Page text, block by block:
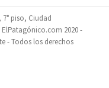
piso, Ciudad
2020 -
- Todos los derechos